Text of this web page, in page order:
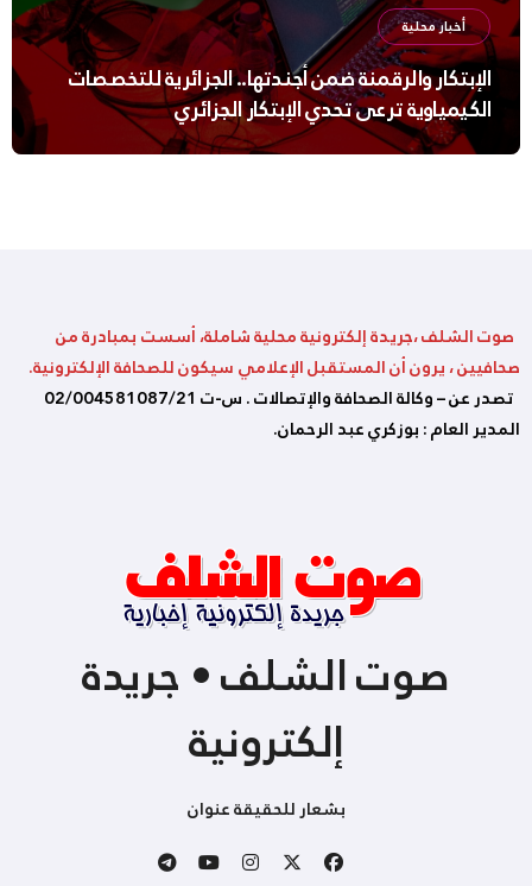
أخبار محلية
الإبتكار والرقمنة ضمن أجندتها.. الجزائرية للتخصصات
الكيمياوية ترعى تحدي الإبتكار الجزائري
صوت الشلف ،جريدة إلكترونية محلية شاملة، أسست بمبادرة من
صحافيين ، يرون أن المستقبل الإعلامي سيكون للصحافة الإلكترونية.
تصدر عن – وكالة الصحافة والإتصالات . س-ت 02/004581087/21
المدير العام : بوزكري عبد الرحمان.
صوت الشلف • جريدة
إلكترونية
بشعار للحقيقة عنوان